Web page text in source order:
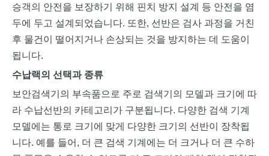
승객의 안전을 보장하기 위해 핀치 방지 설계 등 안전을 염
두에 두고 설계되었습니다. 또한, 선반은 검사 과정을 거친
후 물건이 떨어지거나 손상되는 것을 방지하는 데 도움이
됩니다.
수납랙의 선택과 종류
보안검색기의 부속품으로 주로 검색기의 모델과 크기에 따
라 수납선반의 카테고리가 구분됩니다. 다양한 검색 기계
모델에는 통로 크기에 맞게 다양한 크기의 선반이 장착됩
니다. 예를 들어, 더 큰 검색 기계에는 더 크거나 더 큰 수하